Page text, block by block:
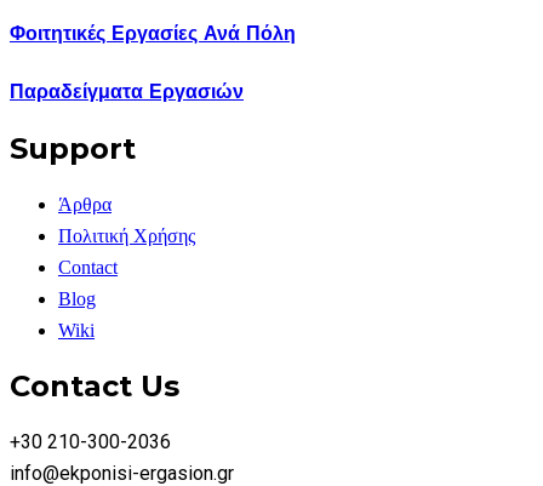
Φοιτητικές Εργασίες Ανά Πόλη
Παραδείγματα Εργασιών
Support
Άρθρα
Πολιτική Χρήσης
Contact
Blog
Wiki
Contact Us
+30 210-300-2036
info@ekponisi-ergasion.gr